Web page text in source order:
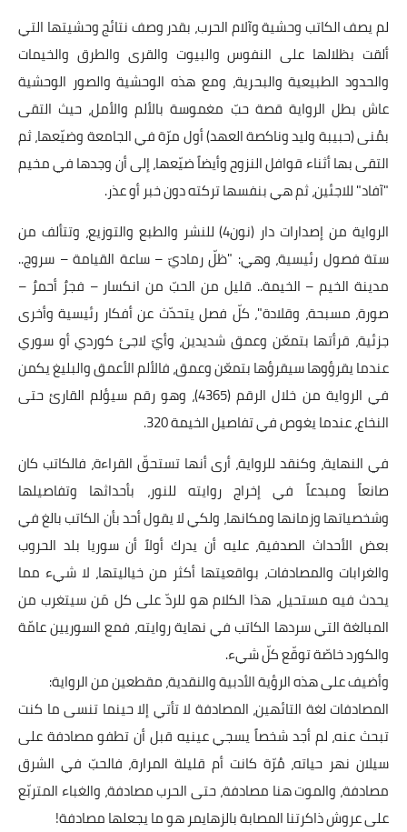
لم يصف الكاتب وحشية وآلام الحرب، بقدر وصف نتائج وحشيتها التي
ألقت بظلالها على النفوس والبيوت والقرى والطرق والخيمات
والحدود الطبيعية والبحرية، ومع هذه الوحشية والصور الوحشية
عاش بطل الرواية قصة حبّ مغموسة بالألم والأمل، حيث التقى
بمُنى (حبيبة وليد وناكصة العهد) أول مرّة في الجامعة وضيّعها، ثم
التقى بها أثناء قوافل النزوح وأيضاً ضيّعها، إلى أن وجدها في مخيم
"آفاد" للاجئين، ثم هي بنفسها تركته دون خبر أو عذر.
الرواية من إصدارات دار (نون4) للنشر والطبع والتوزيع، وتتألف من
ستة فصول رئيسية، وهي: "ظلّ رماديّ – ساعة القيامة – سروج..
مدينة الخيم – الخيمة.. قليل من الحبّ من انكسار – فجرٌ أحمرٌ –
صورة، مسبحة، وقلادة"، كلّ فصل يتحدّث عن أفكار رئيسية وأخرى
جزئية، قرأتها بتمعّن وعمق شديدين، وأيّ لاجئ كوردي أو سوري
عندما يقرؤوها سيقرؤها بتمعّن وعمق، فالألم الأعمق والبليغ يكمن
في الرواية من خلال الرقم (4365)، وهو رقم سيؤلم القارئ حتى
النخاع، عندما يغوص في تفاصيل الخيمة 320.
في النهاية، وكنقد للرواية، أرى أنها تستحقّ القراءة، فالكاتب كان
صانعاً ومبدعاً في إخراج روايته للنور، بأحداثها وتفاصيلها
وشخصياتها وزمانها ومكانها، ولكي لا يقول أحد بأن الكاتب بالغ في
بعض الأحداث الصدفية، عليه أن يدرك أولاً أن سوريا بلد الحروب
والغرابات والمصادفات، بواقعيتها أكثر من خياليتها، لا شيء مما
يحدث فيه مستحيل، هذا الكلام هو للردّ على كل مَن سيتغرب من
المبالغة التي سردها الكاتب في نهاية روايته، فمع السوريين عامّة
والكورد خاصّة توقّع كلّ شيء.
وأضيف على هذه الرؤية الأدبية والنقدية، مقطعين من الرواية:
المصادفات لغة التائهين، المصادفة لا تأتي إلا حينما تنسى ما كنت
تبحث عنه، لم أجد شخصاً يسجي عينيه قبل أن تطفو مصادفة على
سيلان نهر حياته، مُرّة كانت أم قليلة المرارة، فالحبّ في الشرق
مصادفة، والموت هنا مصادفة، حتى الحرب مصادفة، والغباء المتربّع
على عروش ذاكرتنا المصابة بالزهايمر هو ما يجعلها مصادفة!